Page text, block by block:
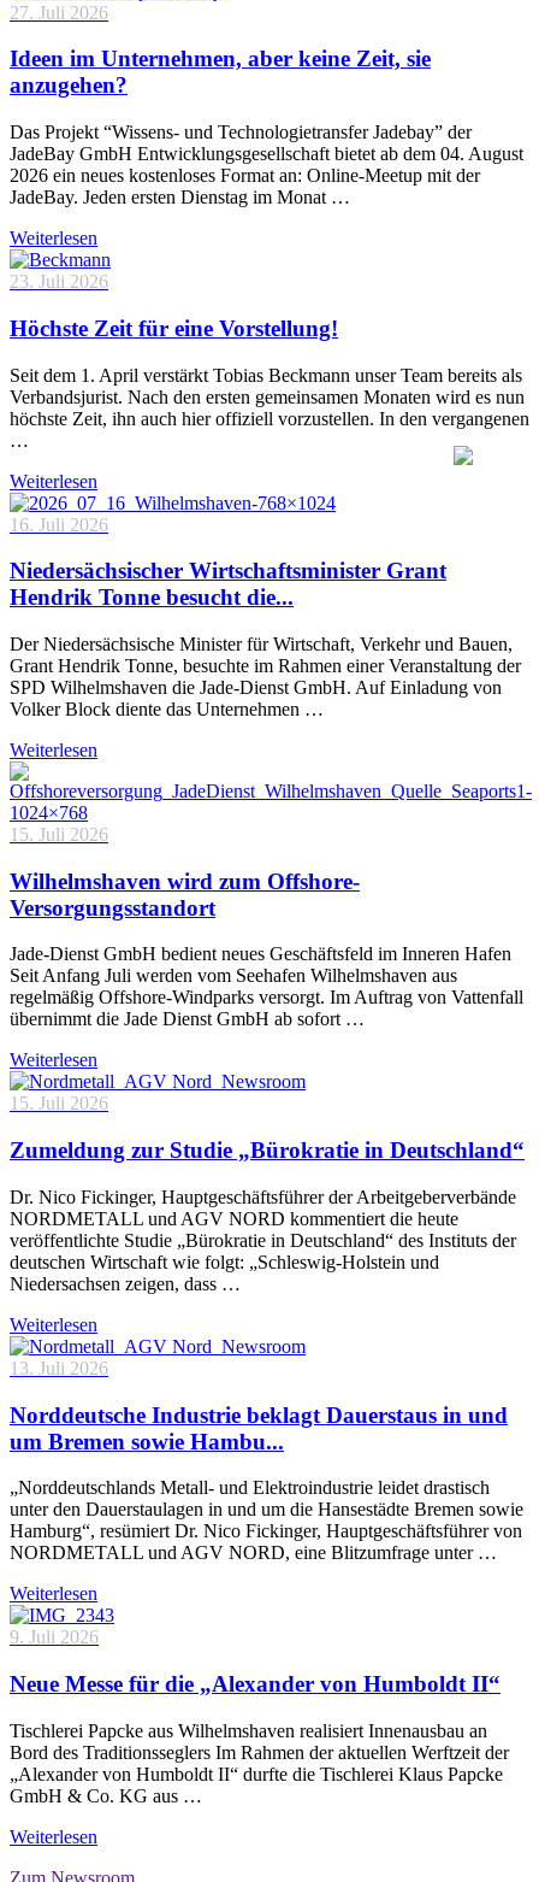
27. Juli 2026
Ideen im Unternehmen, aber keine Zeit, sie
anzugehen?
Das Projekt “Wissens- und Technologietransfer Jadebay” der
JadeBay GmbH Entwicklungsgesellschaft bietet ab dem 04. August
2026 ein neues kostenloses Format an: Online-Meetup mit der
JadeBay. Jeden ersten Dienstag im Monat …
Weiterlesen
23. Juli 2026
Höchste Zeit für eine Vorstellung!
Seit dem 1. April verstärkt Tobias Beckmann unser Team bereits als
Verbandsjurist. Nach den ersten gemeinsamen Monaten wird es nun
höchste Zeit, ihn auch hier offiziell vorzustellen. In den vergangenen
…
Weiterlesen
16. Juli 2026
Niedersächsischer Wirtschaftsminister Grant
Hendrik Tonne besucht die...
Der Niedersächsische Minister für Wirtschaft, Verkehr und Bauen,
Grant Hendrik Tonne, besuchte im Rahmen einer Veranstaltung der
SPD Wilhelmshaven die Jade-Dienst GmbH. Auf Einladung von
Volker Block diente das Unternehmen …
Weiterlesen
15. Juli 2026
Wilhelmshaven wird zum Offshore-
Versorgungsstandort
Jade-Dienst GmbH bedient neues Geschäftsfeld im Inneren Hafen
Seit Anfang Juli werden vom Seehafen Wilhelmshaven aus
regelmäßig Offshore-Windparks versorgt. Im Auftrag von Vattenfall
übernimmt die Jade Dienst GmbH ab sofort …
Weiterlesen
15. Juli 2026
Zumeldung zur Studie „Bürokratie in Deutschland“
Dr. Nico Fickinger, Hauptgeschäftsführer der Arbeitgeberverbände
NORDMETALL und AGV NORD kommentiert die heute
veröffentlichte Studie „Bürokratie in Deutschland“ des Instituts der
deutschen Wirtschaft wie folgt: „Schleswig-Holstein und
Niedersachsen zeigen, dass …
Weiterlesen
13. Juli 2026
Norddeutsche Industrie beklagt Dauerstaus in und
um Bremen sowie Hambu...
„Norddeutschlands Metall- und Elektroindustrie leidet drastisch
unter den Dauerstaulagen in und um die Hansestädte Bremen sowie
Hamburg“, resümiert Dr. Nico Fickinger, Hauptgeschäftsführer von
NORDMETALL und AGV NORD, eine Blitzumfrage unter …
Weiterlesen
9. Juli 2026
Neue Messe für die „Alexander von Humboldt II“
Tischlerei Papcke aus Wilhelmshaven realisiert Innenausbau an
Bord des Traditionsseglers Im Rahmen der aktuellen Werftzeit der
„Alexander von Humboldt II“ durfte die Tischlerei Klaus Papcke
GmbH & Co. KG aus …
Weiterlesen
Zum Newsroom